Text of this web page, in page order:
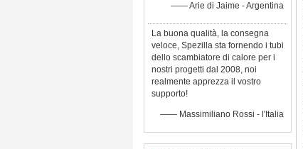
—— Arie di Jaime - Argentina
La buona qualità, la consegna
veloce, Spezilla sta fornendo i tubi
dello scambiatore di calore per i
nostri progetti dal 2008, noi
realmente apprezza il vostro
supporto!
—— Massimiliano Rossi - l'Italia